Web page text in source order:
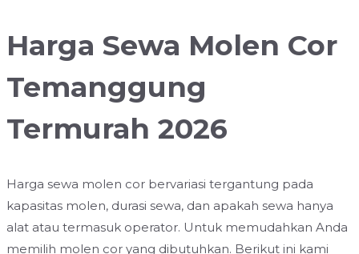
Harga Sewa Molen Cor
Temanggung
Termurah 2026
Harga sewa molen cor bervariasi tergantung pada
kapasitas molen, durasi sewa, dan apakah sewa hanya
alat atau termasuk operator. Untuk memudahkan Anda
memilih molen cor yang dibutuhkan. Berikut ini kami